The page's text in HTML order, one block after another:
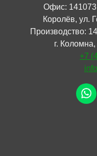
Офис: 141073,
Королёв, ул.
Производство:
г.
+7